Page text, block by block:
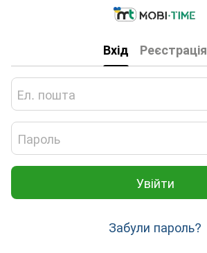
Вхід Реєстрація
Увійти
Забули пароль?